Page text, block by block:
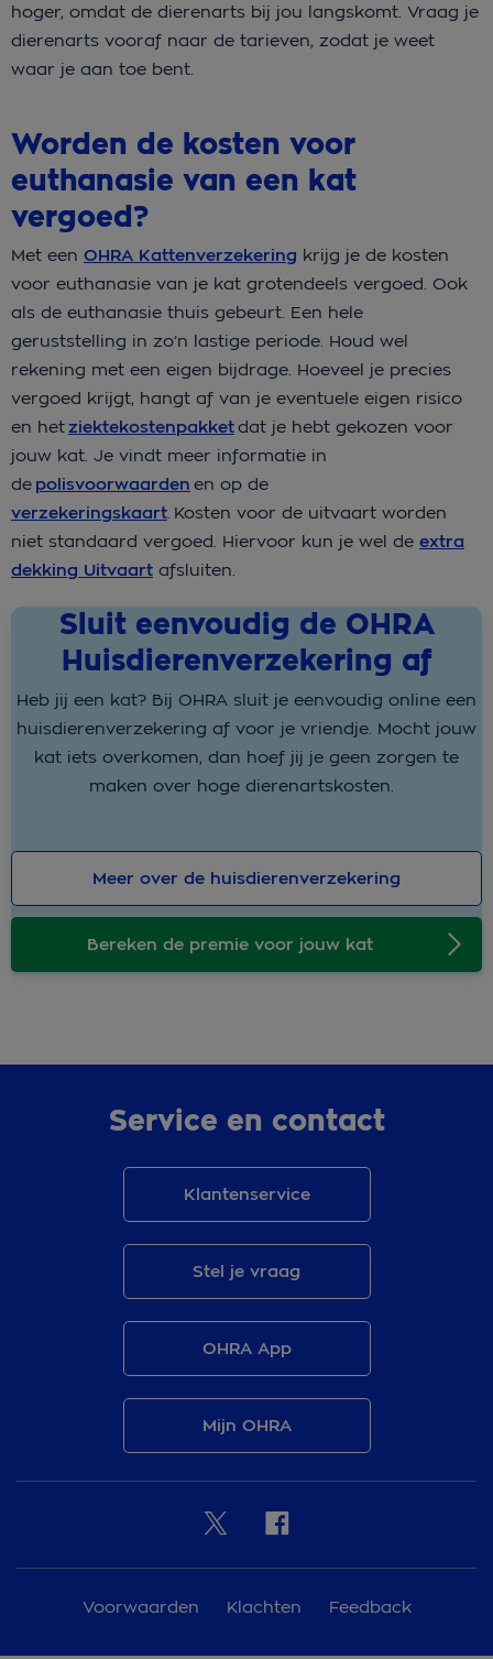
hoger, omdat de dierenarts bij jou langskomt. Vraag je
dierenarts vooraf naar de tarieven, zodat je weet
waar je aan toe bent.
Worden de kosten voor
euthanasie van een kat
vergoed?
Met een OHRA Kattenverzekering krijg je de kosten
voor euthanasie van je kat grotendeels vergoed. Ook
als de euthanasie thuis gebeurt. Een hele
geruststelling in zo’n lastige periode. Houd wel
rekening met een eigen bijdrage. Hoeveel je precies
vergoed krijgt, hangt af van je eventuele eigen risico
en hetziektekostenpakketdat je hebt gekozen voor
jouw kat. Je vindt meer informatie in
de polisvoorwaarden en op de
verzekeringskaart. Kosten voor de uitvaart worden
niet standaard vergoed. Hiervoor kun je wel de extra
dekking Uitvaart afsluiten.
Sluit eenvoudig de OHRA
Huisdierenverzekering af
Heb jij een kat? Bij OHRA sluit je eenvoudig online een
huisdierenverzekering af voor je vriendje. Mocht jouw
kat iets overkomen, dan hoef jij je geen zorgen te
maken over hoge dierenartskosten.
Meer over de huisdierenverzekering
Bereken de premie voor jouw kat
Service en contact
Klantenservice
Stel je vraag
OHRA App
Mijn OHRA
Voorwaarden Klachten Feedback